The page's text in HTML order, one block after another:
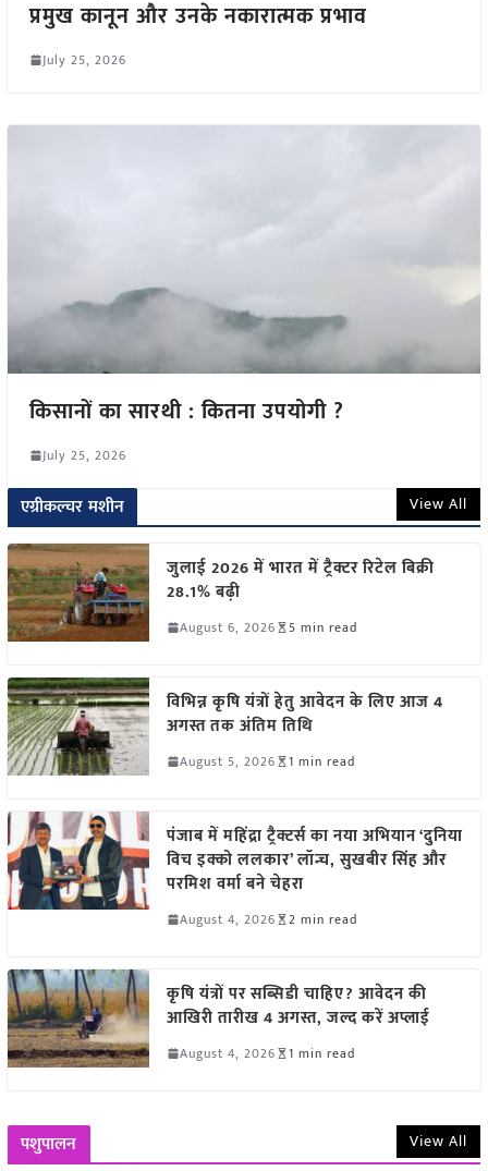
प्रमुख कानून और उनके नकारात्मक प्रभाव
July 25, 2026
किसानों का सारथी : कितना उपयोगी ?
July 25, 2026
एग्रीकल्चर मशीन View All
जुलाई 2026 में भारत में ट्रैक्टर रिटेल बिक्री
28.1% बढ़ी
August 6, 2026 5 min read
विभिन्न कृषि यंत्रों हेतु आवेदन के लिए आज 4
अगस्त तक अंतिम तिथि
August 5, 2026 1 min read
पंजाब में महिंद्रा ट्रैक्टर्स का नया अभियान ‘दुनिया
विच इक्को ललकार’ लॉन्च, सुखबीर सिंह और
परमिश वर्मा बने चेहरा
August 4, 2026 2 min read
कृषि यंत्रों पर सब्सिडी चाहिए? आवेदन की
आखिरी तारीख 4 अगस्त, जल्द करें अप्लाई
August 4, 2026 1 min read
पशुपालन View All